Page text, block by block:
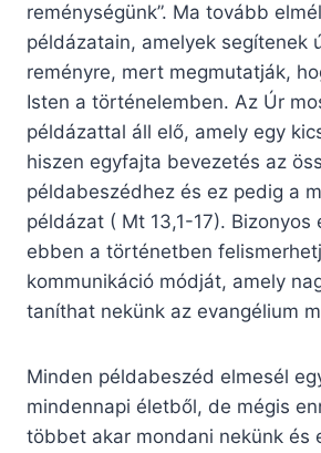
reménységünk”. Ma tovább
példázatain, amelyek segítenek
reményre, mert megmutatják,
Isten a történelemben. Az Úr
példázattal áll elő, amely egy
hiszen egyfajta bevezetés az
példabeszédhez és ez pedig a
példázat ( Mt 13,1-17). Bizonyos
ebben a történetben
kommunikáció módját, amely
taníthat nekünk az evangélium
Minden példabeszéd elmesél
mindennapi életből, de mégis
többet akar mondani nekünk és